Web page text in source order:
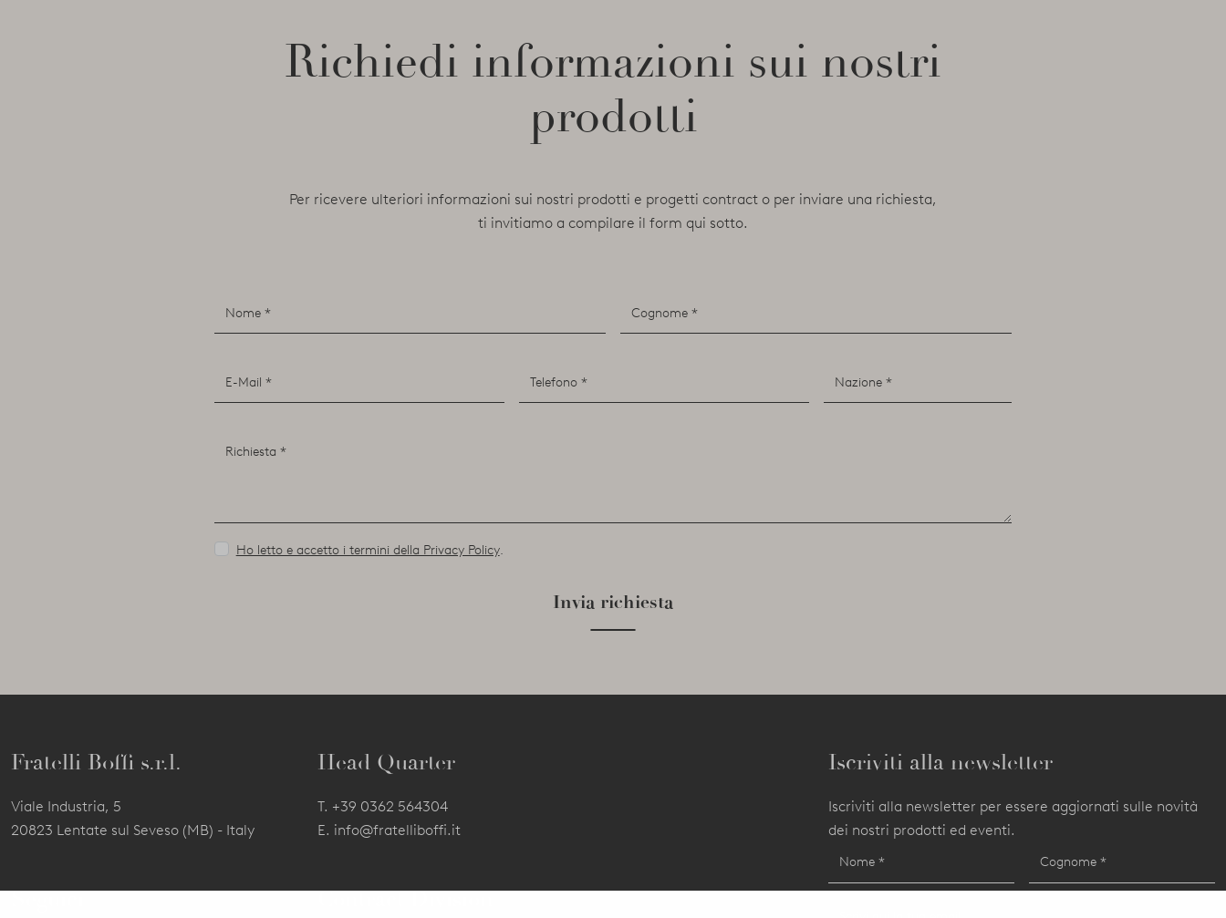
Richiedi informazioni sui nostri
prodotti
Per ricevere ulteriori informazioni sui nostri prodotti e progetti contract o per inviare una richiesta,
ti invitiamo a compilare il form qui sotto.
Ho letto e accetto i termini della Privacy Policy.
Invia richiesta
Fratelli Boffi s.r.l.
Viale Industria, 5
20823 Lentate sul Seveso (MB) - Italy
Seguici
Head Quarter
T. +39 0362 564304
E. info@fratelliboffi.it
Contract Division
Iscriviti alla newsletter
Iscriviti alla newsletter per essere aggiornati sulle novità
dei nostri prodotti ed eventi.